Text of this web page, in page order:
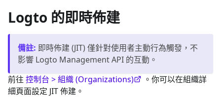
Logto 的即時佈建
備註: 即時佈建 (JIT) 僅針對使用者主動行為觸發，不
影響 Logto Management API 的互動。
前往 控制台 > 組織 (Organizations)
。你可以在組織詳
細頁面設定 JIT 佈建。